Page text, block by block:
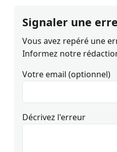
Signaler une
Vous avez repéré une
Informez notre
Votre email (optionnel)
Décrivez l'erreur